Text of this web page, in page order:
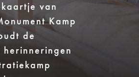
van
Kamp
de